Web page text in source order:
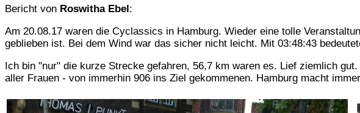
Bericht von Roswitha Ebel:
Am 20.08.17 waren die Cyclassics in Hamburg. Wieder eine tolle
geblieben ist. Bei dem Wind war das sicher nicht leicht. Mit 03:48:43
Ich bin "nur" die kurze Strecke gefahren, 56,7 km waren es. Lief ziemlich
aller Frauen - von immerhin 906 ins Ziel gekommenen. Hamburg macht